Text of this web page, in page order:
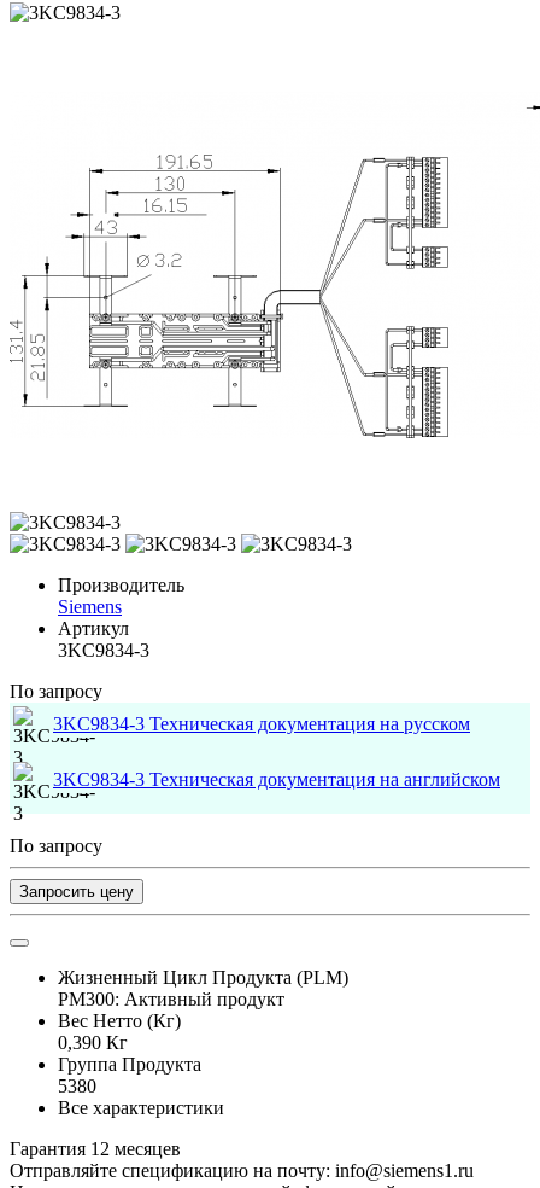
Производитель
Siemens
Артикул
3KC9834-3
По запросу
3KC9834-3 Техническая документация на русском
3KC9834-3 Техническая документация на английском
По запросу
Запросить цену
Жизненный Цикл Продукта (PLM)
PM300: Активный продукт
Вес Нетто (Кг)
0,390 Кг
Группа Продукта
5380
Все характеристики
Гарантия 12 месяцев
Отправляйте спецификацию на почту: info@siemens1.ru